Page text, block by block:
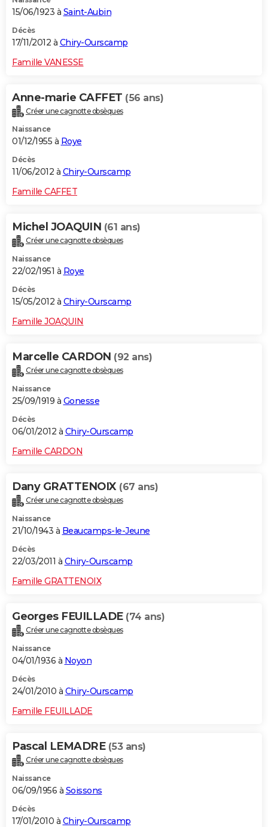
15/06/1923 à Saint-Aubin
Décès
17/11/2012 à Chiry-Ourscamp
Famille VANESSE
Anne-marie CAFFET (56 ans)
Créer une cagnotte obsèques
Naissance
01/12/1955 à Roye
Décès
11/06/2012 à Chiry-Ourscamp
Famille CAFFET
Michel JOAQUIN (61 ans)
Créer une cagnotte obsèques
Naissance
22/02/1951 à Roye
Décès
15/05/2012 à Chiry-Ourscamp
Famille JOAQUIN
Marcelle CARDON (92 ans)
Créer une cagnotte obsèques
Naissance
25/09/1919 à Gonesse
Décès
06/01/2012 à Chiry-Ourscamp
Famille CARDON
Dany GRATTENOIX (67 ans)
Créer une cagnotte obsèques
Naissance
21/10/1943 à Beaucamps-le-Jeune
Décès
22/03/2011 à Chiry-Ourscamp
Famille GRATTENOIX
Georges FEUILLADE (74 ans)
Créer une cagnotte obsèques
Naissance
04/01/1936 à Noyon
Décès
24/01/2010 à Chiry-Ourscamp
Famille FEUILLADE
Pascal LEMADRE (53 ans)
Créer une cagnotte obsèques
Naissance
06/09/1956 à Soissons
Décès
17/01/2010 à Chiry-Ourscamp